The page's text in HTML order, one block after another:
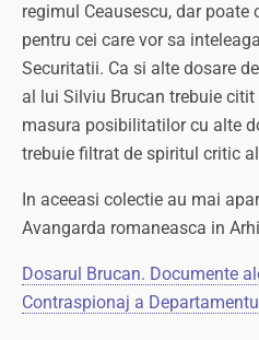
regimul Ceausescu, dar poate
pentru cei care vor sa
Securitatii. Ca si alte dosare
al lui Silviu Brucan trebuie
masura posibilitatilor cu alte
trebuie filtrat de spiritul critic
In aceeasi colectie au mai
Avangarda romaneasca in
Dosarul Brucan. Documente
Contraspionaj a